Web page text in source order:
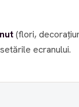
(flori,
ecranului.